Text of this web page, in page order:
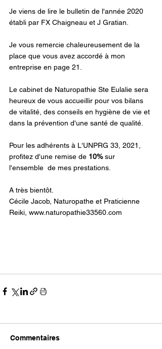
Je viens de lire le bulletin de l'année 2020
établi par FX Chaigneau et J Gratian.
Je vous remercie chaleureusement de la
place que vous avez accordé à mon
entreprise en page 21.
Le cabinet de Naturopathie Ste Eulalie sera
heureux de vous accueillir pour vos bilans
de vitalité, des conseils en hygiène de vie et
dans la prévention d'une santé de qualité.
Pour les adhérents à L'UNPRG 33, 2021,
profitez d'une remise de 10% sur
l'ensemble  de mes prestations.
A très bientôt.
Cécile Jacob, Naturopathe et Praticienne
Reiki, www.naturopathie33560.com
Commentaires